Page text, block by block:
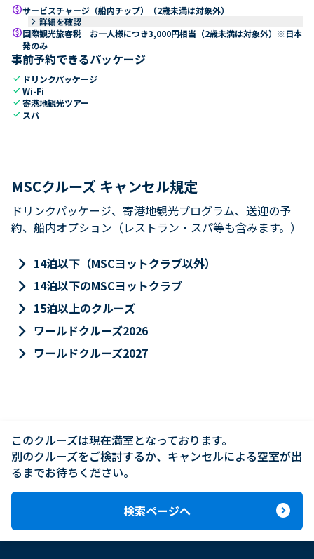
paidサービスチャージ（船内チップ）（2歳未満は対象外）
keyboard_arrow_right 詳細を確認
paid国際観光旅客税 お一人様につき3,000円相当（2歳未満は対象外）※日本
発のみ
事前予約できるパッケージ
check ドリンクパッケージ
checkWi-Fi
check寄港地観光ツアー
check スパ
MSCクルーズ キャンセル規定
ドリンクパッケージ、寄港地観光プログラム、送迎の予
約、船内オプション（レストラン・スパ等も含みます。）
keyboard_arrow_right 14泊以下（MSCヨットクラブ以外）
keyboard_arrow_right 14泊以下のMSCヨットクラブ
keyboard_arrow_right 15泊以上のクルーズ
keyboard_arrow_right ワールドクルーズ2026
keyboard_arrow_right ワールドクルーズ2027
このクルーズは現在満室となっております。
別のクルーズをご検討するか、キャンセルによる空室が出
るまでお待ちください。
検索ページへ expand_circle_right